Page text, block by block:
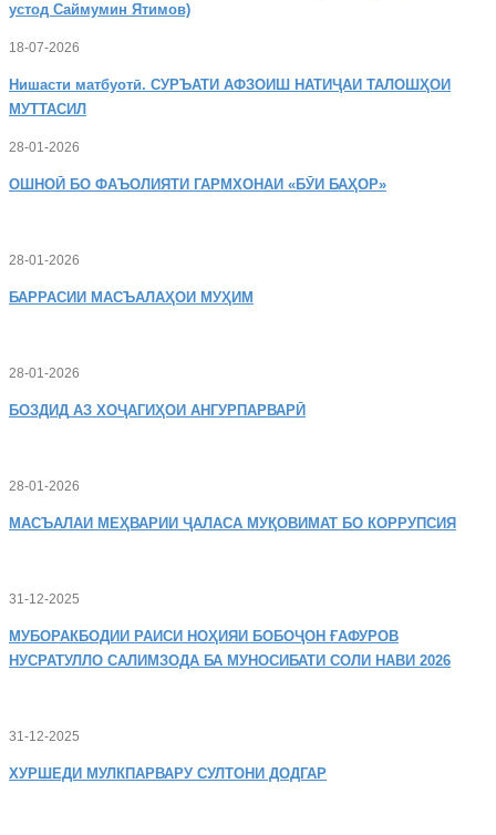
устод Саймумин Ятимов)
18-07-2026
Нишасти матбуотӣ. СУРЪАТИ АФЗОИШ НАТИҶАИ ТАЛОШҲОИ
МУТТАСИЛ
28-01-2026
ОШНОӢ БО ФАЪОЛИЯТИ ГАРМХОНАИ «БӮИ БАҲОР»
28-01-2026
БАРРАСИИ МАСЪАЛАҲОИ МУҲИМ
28-01-2026
БОЗДИД АЗ ХОҶАГИҲОИ АНГУРПАРВАРӢ
28-01-2026
МАСЪАЛАИ МЕҲВАРИИ ҶАЛАСА МУҚОВИМАТ БО КОРРУПСИЯ
31-12-2025
МУБОРАКБОДИИ РАИСИ НОҲИЯИ БОБОҶОН ҒАФУРОВ
НУСРАТУЛЛО САЛИМЗОДА БА МУНОСИБАТИ СОЛИ НАВИ 2026
31-12-2025
ХУРШЕДИ МУЛКПАРВАРУ СУЛТОНИ ДОДГАР